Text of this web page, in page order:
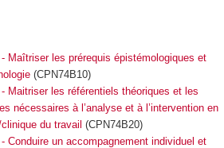
Maîtriser les prérequis épistémologiques et
(CPN74B10)
Maitriser les référentiels théoriques et les
nécessaires à l’analyse et à l’intervention en
du travail (CPN74B20)
Conduire un accompagnement individuel et